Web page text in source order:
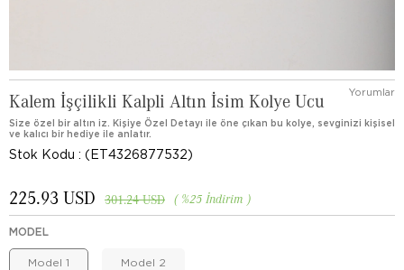
Kalem İşçilikli Kalpli Altın İsim Kolye Ucu Yorumlar
Size özel bir altın iz. Kişiye Özel Detayı ile öne çıkan bu kolye, sevginizi kişisel
ve kalıcı bir hediye ile anlatır.
Stok Kodu (ET4326877532)
%25 İndirim
301.24 USD
225.93 USD
MODEL
Model 1 Model 2